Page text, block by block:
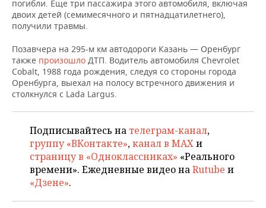
ВОДНЫЕ ВИДЫ СПОРТА
ОБРАЗОВАНИЕ
погибли. Еще три пассажира этого автомобиля, включая
двоих детей (семимесячного и пятнадцатилетнего),
получили травмы.
Позавчера на 295-м км автодороги Казань — Оренбург
также произошло ДТП. Водитель автомобиля Chevrolet
Cobalt, 1988 года рождения, следуя со стороны города
Оренбурга, выехал на полосу встречного движения и
столкнулся с Lada Largus.
Подписывайтесь на телеграм-канал,
группу «ВКонтакте»,канал в MAXи
страницу в «Одноклассниках» «Реального
времени». Ежедневные видео наRutube и
«Дзене».